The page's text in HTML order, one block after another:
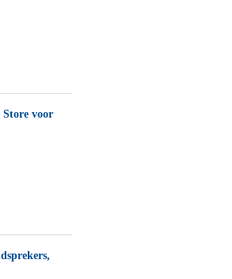
voor